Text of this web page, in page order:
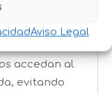
Aviso Legal
lo que te
accedan al
evitando